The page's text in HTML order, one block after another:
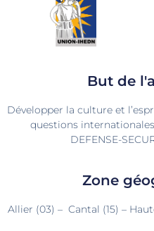
But de
Développer la culture et
questions
DEFENSE-
Zone
Allier (03) – Cantal (15) –